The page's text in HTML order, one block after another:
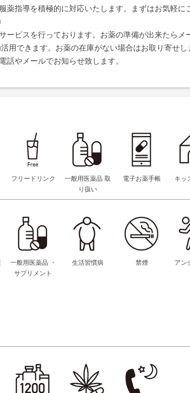
薬指導を積極的に対応いたします。まずはお気軽に
ービスを行っております。お薬の準備が出来たらメ
用できます。お薬の在庫がない場合はお取り寄せし
話やメールでお知らせ致します。
フリードリンク
一般用医薬品 取
り扱い
電子お薬手帳 キッ
一般用医薬品 ・
サプリメント
生活習慣病 禁煙
アン